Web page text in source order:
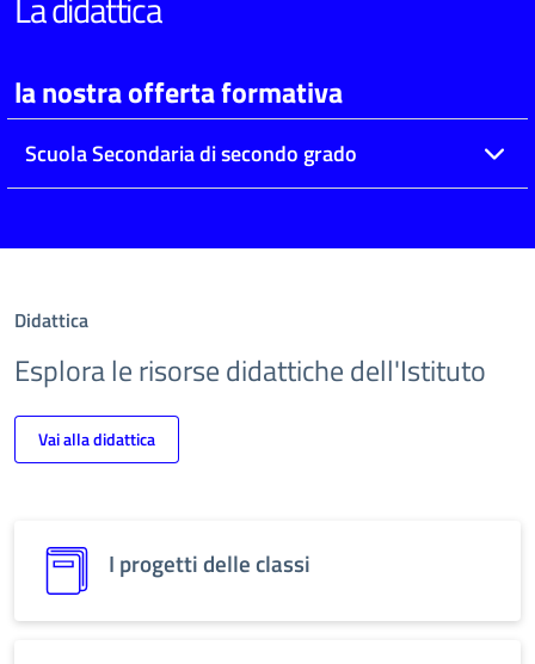
la nostra offerta formativa
Scuola Secondaria di secondo grado
Didattica
Esplora le risorse didattiche dell'Istituto
Vai alla didattica
I progetti delle classi